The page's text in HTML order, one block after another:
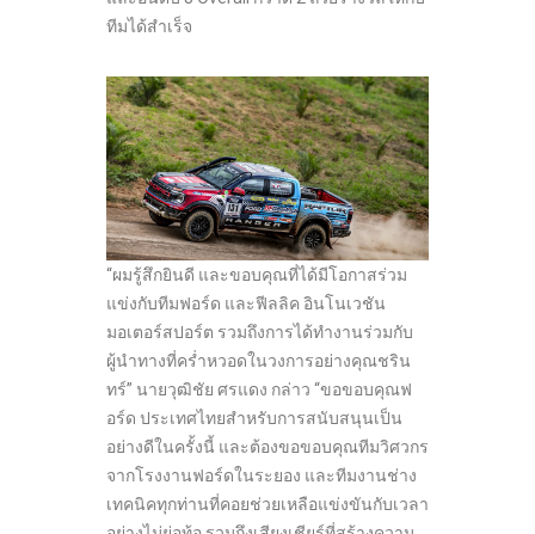
ทีมได้สำเร็จ
“ผมรู้สึกยินดี และขอบคุณที่ได้มีโอกาสร่วม
แข่งกับทีมฟอร์ด และฟีลลิค อินโนเวชัน
มอเตอร์สปอร์ต รวมถึงการได้ทำงานร่วมกับ
ผู้นำทางที่คร่ำหวอดในวงการอย่างคุณชริน
ทร์” นายวุฒิชัย ศรแดง กล่าว “ขอขอบคุณฟ
อร์ด ประเทศไทยสำหรับการสนับสนุนเป็น
อย่างดีในครั้งนี้ และต้องขอขอบคุณทีมวิศวกร
จากโรงงานฟอร์ดในระยอง และทีมงานช่าง
เทคนิคทุกท่านที่คอยช่วยเหลือแข่งขันกับเวลา